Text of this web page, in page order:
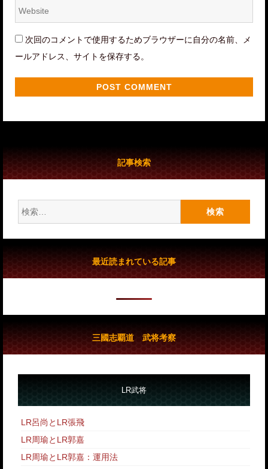
Website
*
次回のコメントで使用するためブラウザーに自分の名前、メ
ールアドレス、サイトを保存する。
記事検索
索:
最近読まれている記事
三國志覇道 武将考察
LR武将
LR呂尚とLR張飛
LR周瑜とLR郭嘉
LR周瑜とLR郭嘉：運用法